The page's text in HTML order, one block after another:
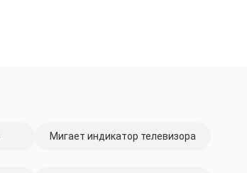
Мигает индикатор телевизора